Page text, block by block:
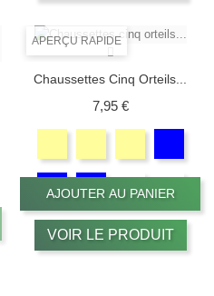
APERÇU RAPIDE
Chaussettes Cinq Orteils...
7,95 €Prix
AJOUTER AU PANIER
VOIR LE PRODUIT